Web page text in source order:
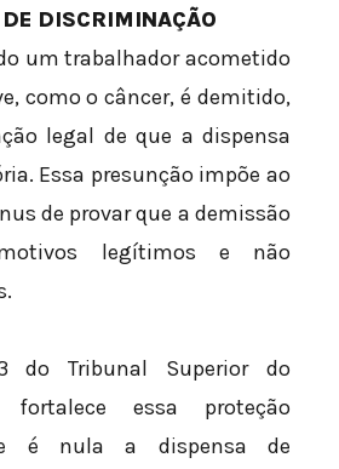
DISCRIMINAÇÃO
um trabalhador acometido
como o câncer, é demitido,
legal de que a dispensa
Essa presunção impõe ao
de provar que a demissão
legítimos e não
do Tribunal Superior do
fortalece essa proteção
é nula a dispensa de